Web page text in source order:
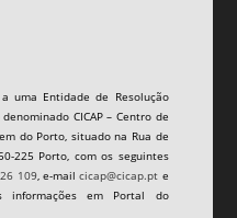
uma Entidade de Resolução
CICAP – Centro de
do Porto, situado na Rua de
225 Porto, com os seguintes
109, e-mailcicap@cicap.pt e
informações em Portal do